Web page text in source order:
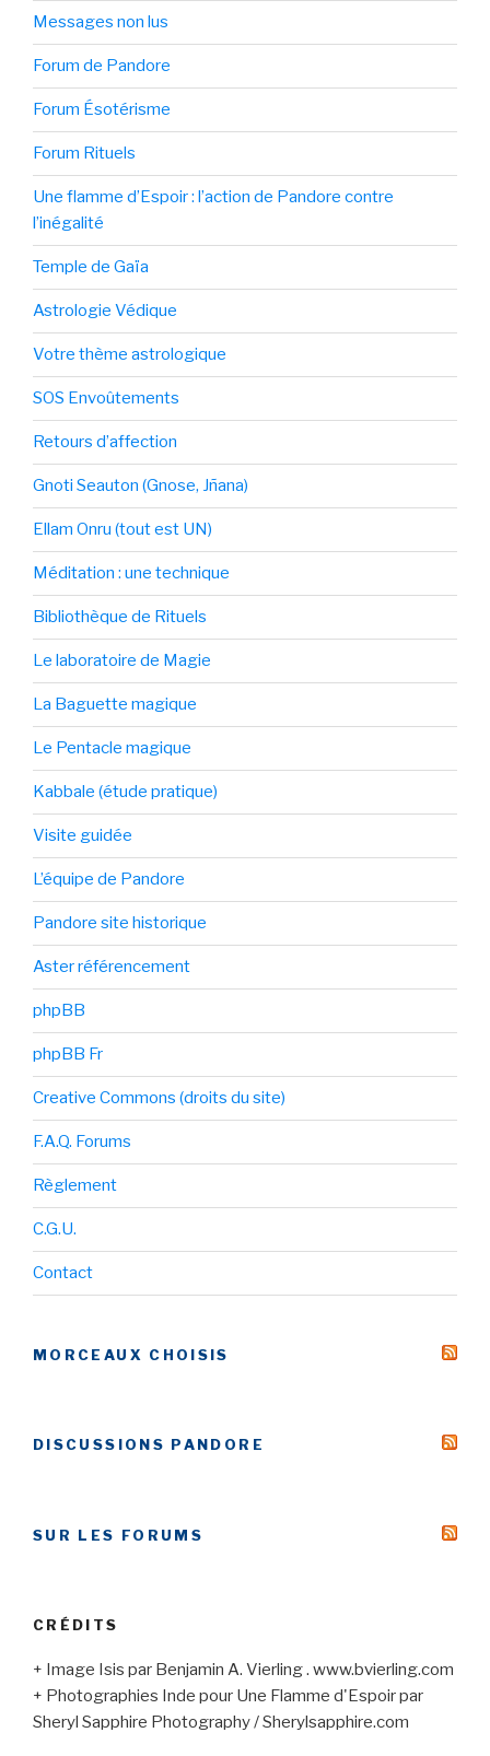
Messages non lus
Forum de Pandore
Forum Ésotérisme
Forum Rituels
Une flamme d’Espoir : l’action de Pandore contre
l’inégalité
Temple de Gaïa
Astrologie Védique
Votre thème astrologique
SOS Envoûtements
Retours d’affection
Gnoti Seauton (Gnose, Jñana)
Ellam Onru (tout est UN)
Méditation : une technique
Bibliothèque de Rituels
Le laboratoire de Magie
La Baguette magique
Le Pentacle magique
Kabbale (étude pratique)
Visite guidée
L’équipe de Pandore
Pandore site historique
Aster référencement
phpBB
phpBB Fr
Creative Commons (droits du site)
F.A.Q. Forums
Règlement
C.G.U.
Contact
MORCEAUX CHOISIS
DISCUSSIONS PANDORE
SUR LES FORUMS
CRÉDITS
+ Image Isis par Benjamin A. Vierling . www.bvierling.com
+ Photographies Inde pour Une Flamme d'Espoir par
Sheryl Sapphire Photography / Sherylsapphire.com